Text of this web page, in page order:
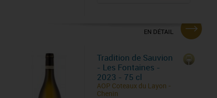
EN DÉTAIL
Tradition de Sauvion
- Les Fontaines -
2023 - 75 cl
AOP Coteaux du Layon -
Chenin